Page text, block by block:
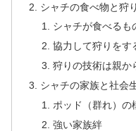
シャチの食べ物と狩
シャチが食べるも
協力して狩りをす
狩りの技術は親か
シャチの家族と社会
ポッド（群れ）の
強い家族絆